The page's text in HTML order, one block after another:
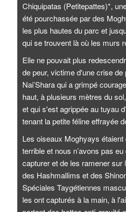
Chiquipatas (Petitepattes)*,
été pourchassée par des
les plus hautes du parc et
qui se trouvent là où les murs
Elle ne pouvait plus
de peur, victime d'une crise de
Nai’Shara qui a grimpé
haut, à plusieurs mètres du
et qui s'est agrippée au tuyau
tenant la petite féline effrayée
Les oiseaux Moghyays
terrible et nous n’avons pas
capturer et de les ramener sur
des Hashmallims et des
Spéciales Taygétiennes
les ont capturés à la main, à